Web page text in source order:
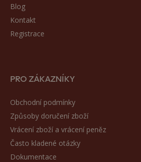
Blog
Kontakt
Registrace
PRO ZÁKAZNÍKY
Obchodní podmínky
Způsoby doručení zboží
Vrácení zboží a vrácení peněz
Často kladené otázky
Dokumentace